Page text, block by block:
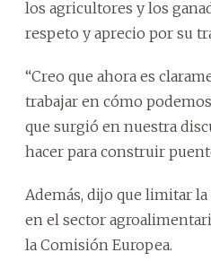
los agricultores y los
respeto y aprecio por su
“Creo que ahora es
trabajar en cómo
que surgió en nuestra
hacer para construir
Además, dijo que limitar
en el sector
la Comisión Europea.